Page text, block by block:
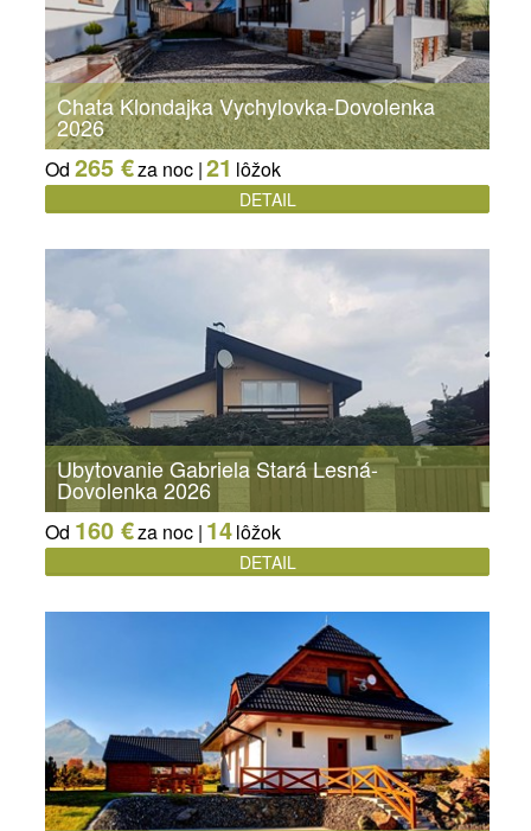
Chata Klondajka Vychylovka-Dovolenka
2026
Od 265 €za noc |21 lôžok
DETAIL
Ubytovanie Gabriela Stará Lesná-
Dovolenka 2026
Od 160 €za noc | 14lôžok
DETAIL